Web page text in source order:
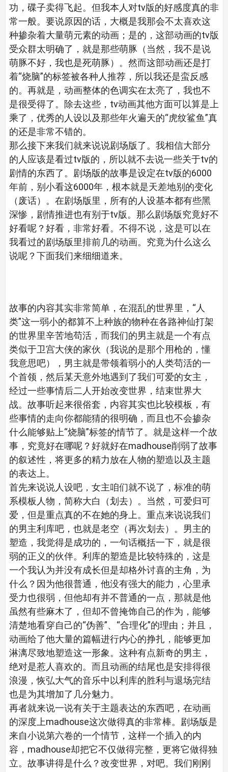
功，碟子卖得飞起。但我本人对tv版的好感度真的非
常一般。要说原因的话，大概是我那会不太喜欢这
种掺杂着大量萌元素的动画；是的，这部动画的tv版
受众群太明确了，就是那些萌豚（当然，我不是说
萌豚不好，我也是死萌豚）。然而这部动画还是打
着“烧脑”的标签被各种人推荐，所以我还是蛮反感
的。再就是，动画整体的色调实在太亮了，我也不
是很受得了。除去这些，tv动画其他方面可以算是上
乘了，优秀的人设以及那些年火遍天的“虎纹鲨鱼”真
的还是非常不错的。
那么接下来我们就来说说剧场版了。我相信大部分
的人应该是看过tv版的，所以就不去说一些关于tv的
剧情的东西了。剧场版的故事是设定在tv版的6000
年前，别小看这6000年，根本就是天差地别的变化
（废话）。在剧场版里，所有的人设基本都有些黑
深惨，剧情推进也有别于tv版。那么剧场版究竟好不
好看呢？好看，非常好看。不得不说，这是可以在
我看过的剧场版里排前几的动画。究竟为什么这么
说呢？下面我们来细细道来。
故事的内容其实非常简单，在混乱的世界里，“人
类”这一弱小的都算不上种族的物种在各路神仙打架
的世界里辛苦地苟活，而我们的男主就是一个有点
类似于卫宫大侠的家伙（我说的是那个用枪的，懂
我意思吧），男主就是带领着弱小的人类苟活的一
个首领，然后某天意外地遇到了我们可爱的女主，
经过一些事情后二人开始改变世界，结束世界大
战。故事听起来很俗套，内容其实也比较模板，有
些事情的走向你都能猜的很明确，而且也不会掺杂
什么能够贴上“烧脑”标签的情节了。就是这样一个故
事，究竟好在哪呢？好就好在madhouse削弱了故事
的叙述性，将更多的精力放在人物的塑造以及主题
的表达上。
首先来说说人设吧，女主咱们就不说了，标准的萌
系模板人物，简称大白（划去）。当然，可爱归可
爱，但是重点真的不在她的身上。重点来说说我们
的男主利库吧，也就是老空（再次划去）。男主的
塑造，我觉得是成功的，一句话概括一下，就是很
弱的正义的伙伴。利库的塑造是比较特殊的，这是
一个我认为并没有成长但是却格外讨喜的主角，为
什么？因为他很普通，他没有强大的能力，心里承
受力也很弱，但他却有并不普通的一点，那就是他
虽然有些麻木了，但却不曾掩饰自己的作为，能够
清楚地看穿自己的“伪善”、“合理化”的理由；并且，
动画给了他大量的篇幅进行内心的挣扎，能够更加
淋漓尽致地塑造这一形象。这种有点新奇的男主，
绝对是惹人喜欢的。而且动画的结尾也是安排得很
浪漫，恢弘大气的音乐中以利库的胜利与退场完结
也是为其增加了几分魅力。
再者就来说一说有关于主题表达的东西吧，在动画
的深度上madhouse这次做得真的非常棒。剧场版是
来自小说第六卷的一个情节，这样一个插入的内
容，madhouse却把它不仅做得完整，更将它做得独
立。故事讲得是什么？改变世界，对吧。我们刚刚